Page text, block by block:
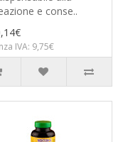
e conse..
IVA: 9,75€